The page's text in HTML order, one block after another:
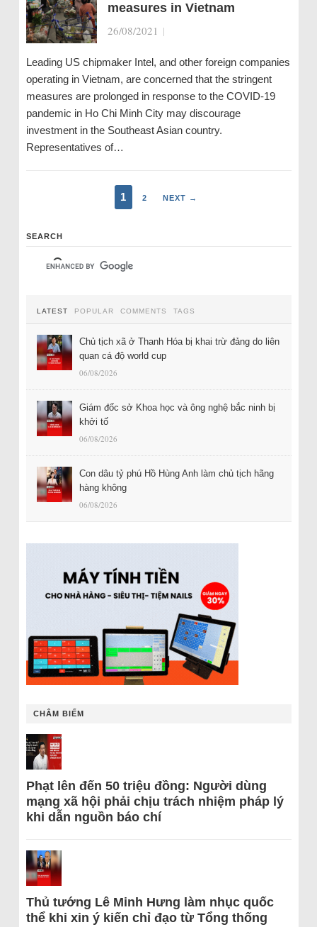
measures in Vietnam
26/08/2021 |
Leading US chipmaker Intel, and other foreign companies
operating in Vietnam, are concerned that the stringent
measures are prolonged in response to the COVID-19
pandemic in Ho Chi Minh City may discourage
investment in the Southeast Asian country.
Representatives of…
1 2 NEXT →
SEARCH
LATEST POPULAR COMMENTS TAGS
Chủ tịch xã ở Thanh Hóa bị khai trừ đảng do liên
quan cá độ world cup
06/08/2026
Giám đốc sở Khoa học và ông nghệ bắc ninh bị
khởi tố
06/08/2026
Con dâu tỷ phú Hồ Hùng Anh làm chủ tịch hãng
hàng không
06/08/2026
CHÂM BIẾM
Phạt lên đến 50 triệu đồng: Người dùng
mạng xã hội phải chịu trách nhiệm pháp lý
khi dẫn nguồn báo chí
Thủ tướng Lê Minh Hưng làm nhục quốc
thể khi xin ý kiến chỉ đạo từ Tổng thống